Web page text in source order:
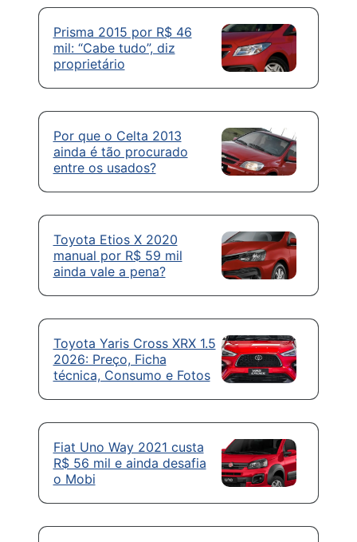
Prisma 2015 por R$ 46
mil: “Cabe tudo”, diz
proprietário
Por que o Celta 2013
ainda é tão procurado
entre os usados?
Toyota Etios X 2020
manual por R$ 59 mil
ainda vale a pena?
Toyota Yaris Cross XRX 1.5
2026: Preço, Ficha
técnica, Consumo e Fotos
Fiat Uno Way 2021 custa
R$ 56 mil e ainda desafia
o Mobi